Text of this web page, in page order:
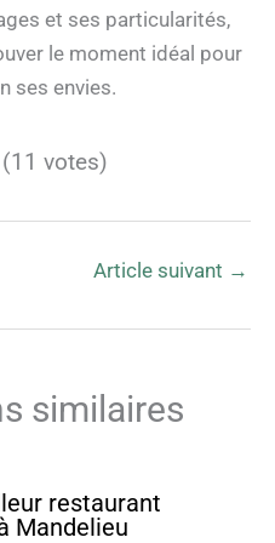
et ses particularités,
le moment idéal pour
ses envies.
votes)
Article suivant →
similaires
restaurant
Mandelieu